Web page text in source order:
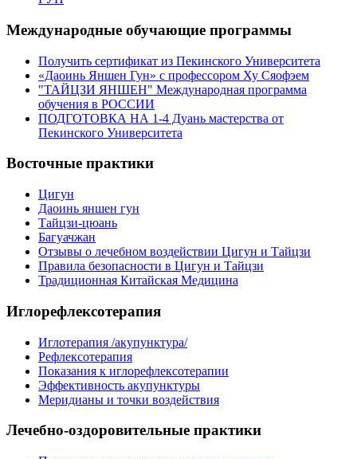
Международные обучающие программы
Получить сертификат из Пекинского Университета
«Даоинь Яншен Гун» с профессором Ху Сяофэем
"ТАЙЦЗИ ЯНШЕН" Международная программа
обучения в РОССИИ
ПОДГОТОВКА НА 1-4 Дуань мастерства от
Пекинского Университета
Восточные практики
Цигун
Даоинь яншен гун
Тайцзи-цюань
Багуачжан
Отзывы о лечебном воздействии Цигун и Тайцзи
Правила безопасности в Цигун и Тайцзи
Традиционная Китайская Медицина
Иглорефлексотерапия
Иглотерапия /акупунктура/
Рефлексотерапия
Показания к иглорефлексотерапии
Эффективность акупунктуры
Меридианы и точки воздействия
Лечебно-оздоровительные практики